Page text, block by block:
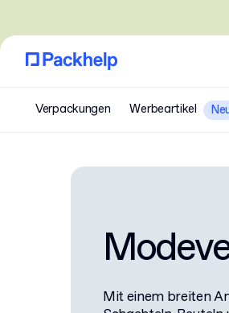
Verpackungen Werbeartikel
Mit einem breiten